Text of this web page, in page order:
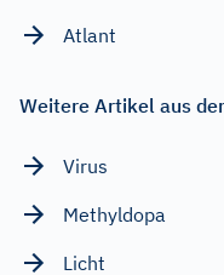
Atlant
Weitere Artikel aus
Virus
Methyldopa
Licht